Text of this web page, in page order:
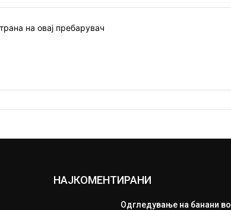
на овај пребарувач
НАЈКОМЕНТИРАНИ
Одгледување на банани во